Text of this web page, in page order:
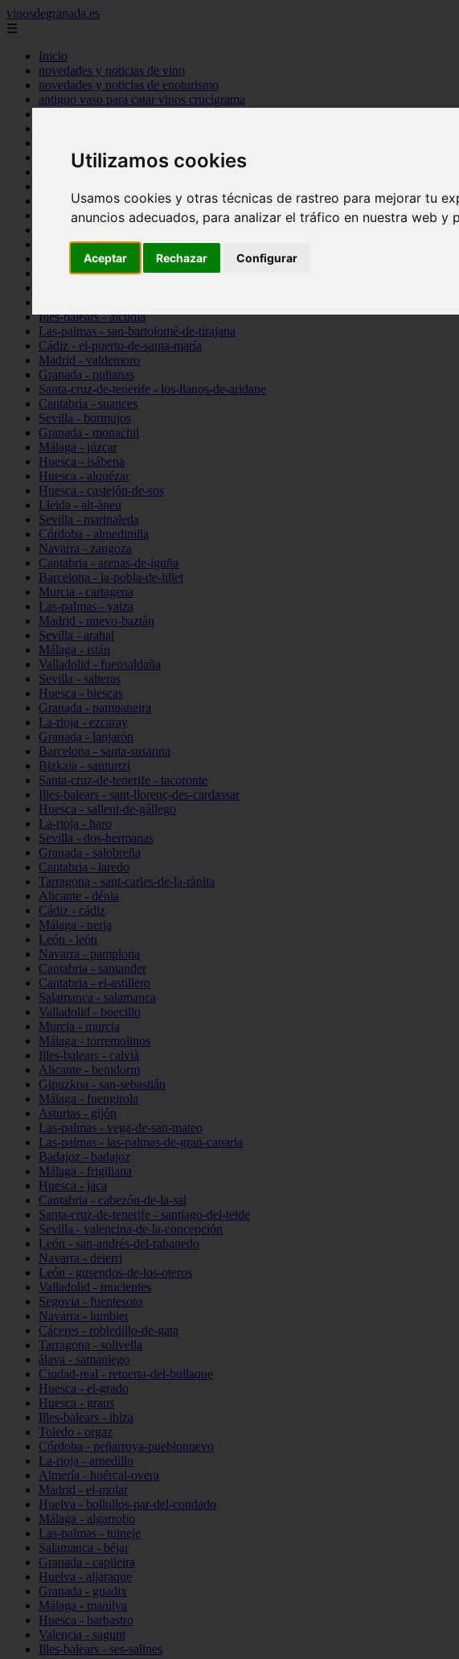
Utilizamos cookies
Usamos cookies y otras técnicas de rastreo para mejorar tu
anuncios adecuados, para analizar el tráfico en nuestra web
Aceptar Rechazar Configurar
vinosdegranada.es
☰
Inicio
novedades y noticias de vino
novedades y noticias de enoturismo
antiguo vaso para catar vinos crucigrama
Sevilla - sevilla
Barcelona - barcelona
Santa-cruz-de-tenerife - guía-de-isora
La-rioja - casalarreina
Almería - roquetas-de-mar
Illes-balears - alcúdia
Las-palmas - san-bartolomé-de-tirajana
Cádiz - el-puerto-de-santa-maría
Madrid - valdemoro
Granada - pulianas
Santa-cruz-de-tenerife - los-llanos-de-aridane
Cantabria - suances
Sevilla - bormujos
Granada - monachil
Málaga - júzcar
Huesca - isábena
Huesca - alquézar
Huesca - castejón-de-sos
Lleida - alt-àneu
Sevilla - marinaleda
Córdoba - almedinilla
Navarra - zangoza
Cantabria - arenas-de-iguña
Barcelona - la-pobla-de-lillet
Murcia - cartagena
Las-palmas - yaiza
Madrid - nuevo-baztán
Sevilla - arahal
Málaga - istán
Valladolid - fuensaldaña
Sevilla - salteras
Huesca - biescas
Granada - pampaneira
La-rioja - ezcaray
Granada - lanjarón
Barcelona - santa-susanna
Bizkaia - santurtzi
Santa-cruz-de-tenerife - tacoronte
Illes-balears - sant-llorenç-des-cardassar
Huesca - sallent-de-gállego
La-rioja - haro
Sevilla - dos-hermanas
Granada - salobreña
Cantabria - laredo
Tarragona - sant-carles-de-la-ràpita
Alicante - dénia
Cádiz - cádiz
Málaga - nerja
León - león
Navarra - pamplona
Cantabria - santander
Cantabria - el-astillero
Salamanca - salamanca
Valladolid - boecillo
Murcia - murcia
Málaga - torremolinos
Illes-balears - calvià
Alicante - benidorm
Gipuzkoa - san-sebastián
Málaga - fuengirola
Asturias - gijón
Las-palmas - vega-de-san-mateo
Las-palmas - las-palmas-de-gran-canaria
Badajoz - badajoz
Málaga - frigiliana
Huesca - jaca
Cantabria - cabezón-de-la-sal
Santa-cruz-de-tenerife - santiago-del-teide
Sevilla - valencina-de-la-concepción
León - san-andrés-del-rabanedo
Navarra - deierri
León - gusendos-de-los-oteros
Valladolid - mucientes
Segovia - fuentesoto
Navarra - lumbier
Cáceres - robledillo-de-gata
Tarragona - solivella
álava - samaniego
Ciudad-real - retuerta-del-bullaque
Huesca - el-grado
Huesca - graus
Illes-balears - ibiza
Toledo - orgaz
Córdoba - peñarroya-pueblonuevo
La-rioja - arnedillo
Almería - huércal-overa
Madrid - el-molar
Huelva - bollullos-par-del-condado
Málaga - algarrobo
Las-palmas - tuineje
Salamanca - béjar
Granada - capileira
Huelva - aljaraque
Granada - guadix
Málaga - manilva
Huesca - barbastro
Valencia - sagunt
Illes-balears - ses-salines